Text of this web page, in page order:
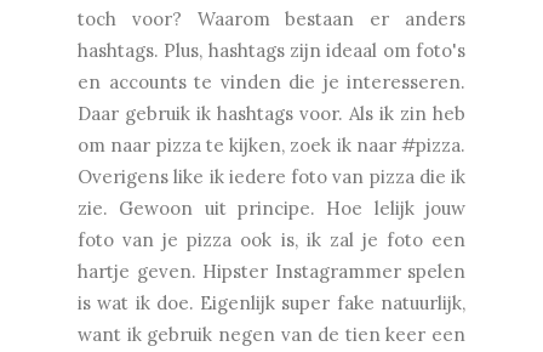
toch voor? Waarom bestaan er anders
hashtags. Plus, hashtags zijn ideaal om foto's
en accounts te vinden die je interesseren.
Daar gebruik ik hashtags voor. Als ik zin heb
om naar pizza te kijken, zoek ik naar #pizza.
Overigens like ik iedere foto van pizza die ik
zie. Gewoon uit principe. Hoe lelijk jouw
foto van je pizza ook is, ik zal je foto een
hartje geven. Hipster Instagrammer spelen
is wat ik doe. Eigenlijk super fake natuurlijk,
want ik gebruik negen van de tien keer een